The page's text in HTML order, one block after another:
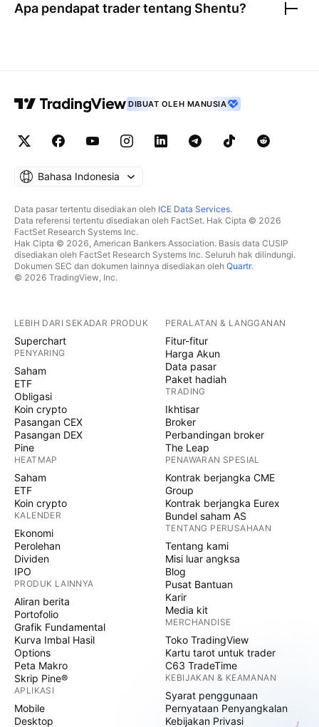
Apa pendapat trader tentang Shentu?
DIBUAT OLEH MANUSIA
Bahasa Indonesia
Data pasar tertentu disediakan oleh ICE Data Services.
Data referensi tertentu disediakan oleh FactSet. Hak Cipta © 2026
FactSet Research Systems Inc.
Hak Cipta © 2026, American Bankers Association. Basis data CUSIP
disediakan oleh FactSet Research Systems Inc. Seluruh hak dilindungi.
Dokumen SEC dan dokumen lainnya disediakan oleh Quartr.
© 2026 TradingView, Inc.
LEBIH DARI SEKADAR PRODUK
Superchart
PENYARING
Saham
ETF
Obligasi
Koin crypto
Pasangan CEX
Pasangan DEX
Pine
HEATMAP
Saham
ETF
Koin crypto
KALENDER
Ekonomi
Perolehan
Dividen
IPO
PRODUK LAINNYA
Aliran berita
Portofolio
Grafik Fundamental
Kurva Imbal Hasil
Options
Peta Makro
Skrip Pine®
APLIKASI
Mobile
Desktop
PERALATAN & LANGGANAN
Fitur-fitur
Harga Akun
Data pasar
Paket hadiah
TRADING
Ikhtisar
Broker
Perbandingan broker
The Leap
PENAWARAN SPESIAL
Kontrak berjangka CME
Group
Kontrak berjangka Eurex
Bundel saham AS
TENTANG PERUSAHAAN
Tentang kami
Misi luar angksa
Blog
Pusat Bantuan
Karir
Media kit
MERCHANDISE
Toko TradingView
Kartu tarot untuk trader
C63 TradeTime
KEBIJAKAN & KEAMANAN
Syarat penggunaan
Pernyataan Penyangkalan
Kebijakan Privasi